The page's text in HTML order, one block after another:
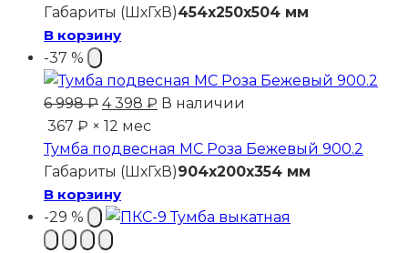
6
998 ₽.
198 ₽.
Габариты (ШхГхВ)454x250x504 мм
В корзину
-37 %
6 998₽ Первоначальная
цена
составляла
6
998 ₽.
4 398 ₽ Текущая
4
398 ₽.
В наличии
367 ₽ × 12 мес
Тумба подвесная МС Роза Бежевый 900.2
Габариты (ШхГхВ)904x200x354 мм
В корзину
-29 %